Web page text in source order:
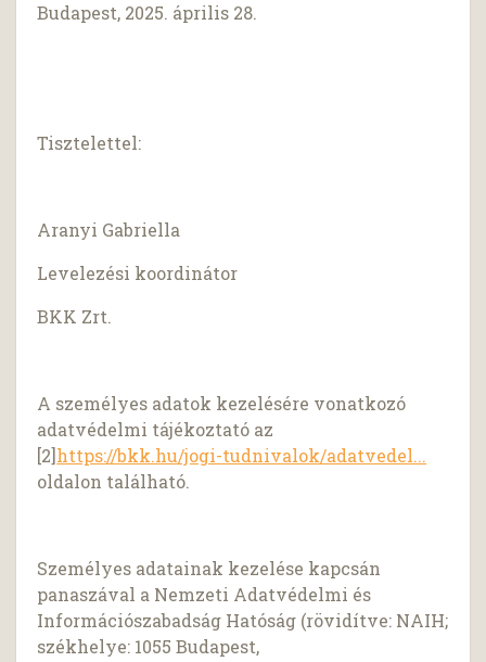
Budapest, 2025. április 28.
Tisztelettel:
Aranyi Gabriella
Levelezési koordinátor
BKK Zrt.
A személyes adatok kezelésére vonatkozó
adatvédelmi tájékoztató az
[2]https://bkk.hu/jogi-tudnivalok/adatvedel...
oldalon található.
Személyes adatainak kezelése kapcsán
panaszával a Nemzeti Adatvédelmi és
Információszabadság Hatóság (rövidítve: NAIH;
székhelye: 1055 Budapest,